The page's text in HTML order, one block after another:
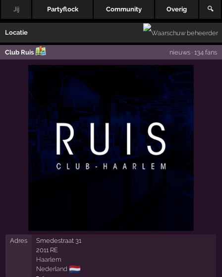
Jij Partyflock Community Overig 🔍
Locatie
Club Ruis nieuws· 134 fans
Adres
Smedestraat 31
2011 RE
Haarlem
Nederland 🇳🇱